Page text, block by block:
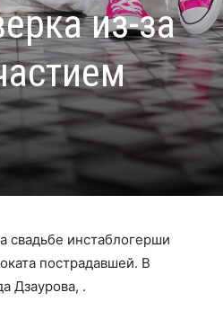
из-за
свадьбе инстаблогерши
пострадавшей. В
Дзаурова, .